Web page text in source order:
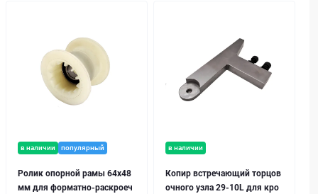
в наличии популярный
Ролик опорной рамы 64х48
мм для форматно-раскроеч
в наличии
Копир встречающий торцов
очного узла 29-10L для кро